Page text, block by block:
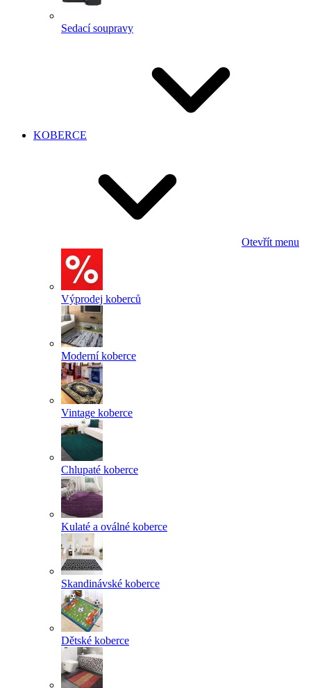
Sedací soupravy
KOBERCE
Otevřít menu
Výprodej koberců
Moderní koberce
Vintage koberce
Chlupaté koberce
Kulaté a oválné koberce
Skandinávské koberce
Dětské koberce